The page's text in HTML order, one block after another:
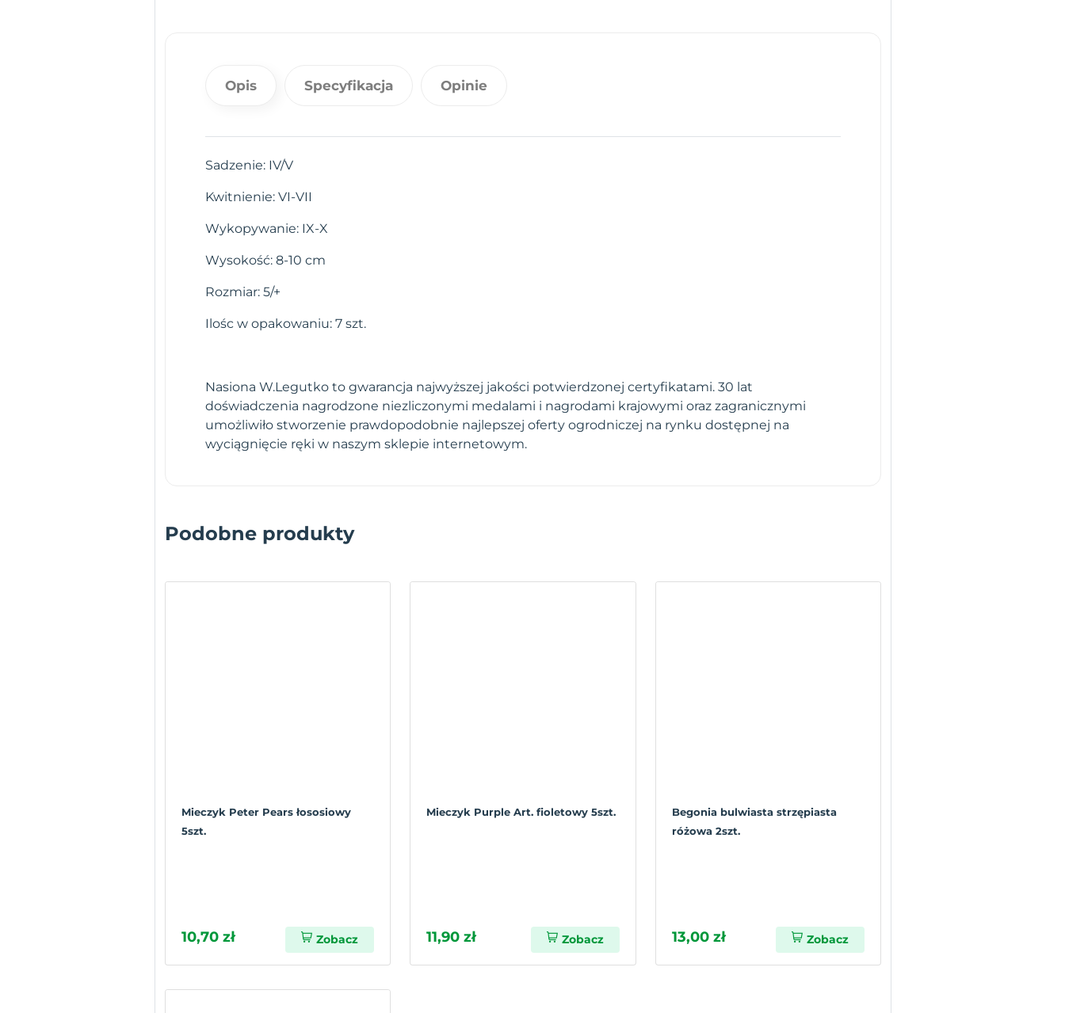
Opis Specyfikacja Opinie
Sadzenie: IV/V
Kwitnienie: VI-VII
Wykopywanie: IX-X
Wysokość: 8-10 cm
Rozmiar: 5/+
Ilośc w opakowaniu: 7 szt.
Nasiona W.Legutko to gwarancja najwyższej jakości potwierdzonej certyfikatami. 30 lat
doświadczenia nagrodzone niezliczonymi medalami i nagrodami krajowymi oraz zagranicznymi
umożliwiło stworzenie prawdopodobnie najlepszej oferty ogrodniczej na rynku dostępnej na
wyciągnięcie ręki w naszym sklepie internetowym.
Podobne produkty
Mieczyk Peter Pears łososiowy
5szt.
10,70 zł Zobacz
Mieczyk Purple Art. fioletowy 5szt.
11,90 zł Zobacz
Begonia bulwiasta strzępiasta
różowa 2szt.
13,00 zł Zobacz